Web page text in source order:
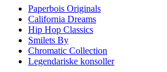
Paperbois Originals
California Dreams
Hip Hop Classics
Smilets By
Chromatic Collection
Legendariske konsoller